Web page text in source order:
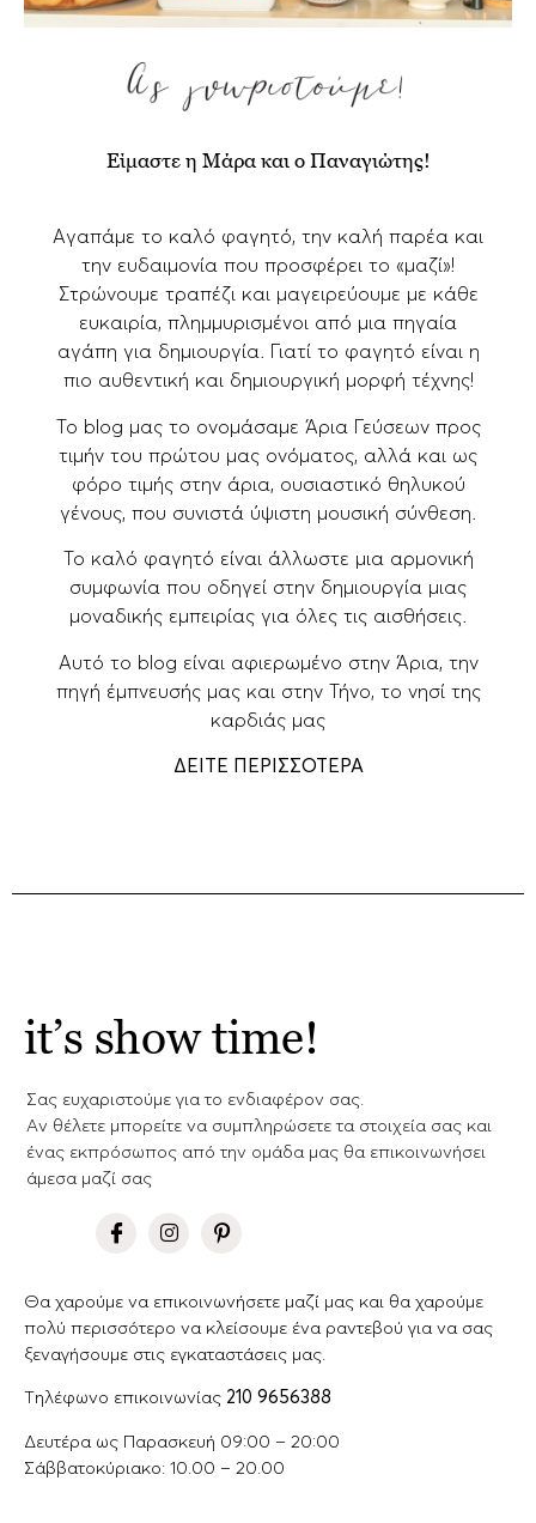
Είμαστε η Μάρα και ο Παναγιώτης!
Αγαπάμε το καλό φαγητό, την καλή παρέα και
την ευδαιμονία που προσφέρει το «μαζί»!
Στρώνουμε τραπέζι και μαγειρεύουμε με κάθε
ευκαιρία, πλημμυρισμένοι από μια πηγαία
αγάπη για δημιουργία. Γιατί το φαγητό είναι η
πιο αυθεντική και δημιουργική μορφή τέχνης!
Το blog μας το ονομάσαμε Άρια Γεύσεων προς
τιμήν του πρώτου μας ονόματος, αλλά και ως
φόρο τιμής στην άρια, ουσιαστικό θηλυκού
γένους, που συνιστά ύψιστη μουσική σύνθεση.
Το καλό φαγητό είναι άλλωστε μια αρμονική
συμφωνία που οδηγεί στην δημιουργία μιας
μοναδικής εμπειρίας για όλες τις αισθήσεις.
Αυτό το blog είναι αφιερωμένο στην Άρια, την
πηγή έμπνευσής μας και στην Τήνο, το νησί της
καρδιάς μας
ΔΕΙΤΕ ΠΕΡΙΣΣΟΤΕΡΑ
it’s show time!
Σας ευχαριστούμε για το ενδιαφέρον σας.
Aν θέλετε μπορείτε να συμπληρώσετε τα στοιχεία σας και
ένας εκπρόσωπος από την ομάδα μας θα επικοινωνήσει
άμεσα μαζί σας
Θα χαρούμε να επικοινωνήσετε μαζί μας και θα χαρούμε
πολύ περισσότερο να κλείσουμε ένα ραντεβού για να σας
ξεναγήσουμε στις εγκαταστάσεις μας.
Tηλέφωνο επικοινωνίας 210 9656388
Δευτέρα ως Παρασκευή 09:00 – 20:00
Σάββατοκύριακο: 10.00 – 20.00